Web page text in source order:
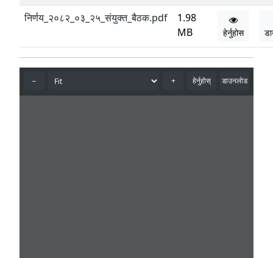
निर्णय_२०८२_०३_२५_संयुक्त_बैठक.pdf
1.98
MB
हेर्नुहोस